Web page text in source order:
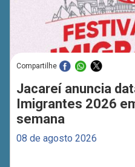
Compartilhe
Jacareí anuncia
Imigrantes 2026
semana
08 de agosto 2026